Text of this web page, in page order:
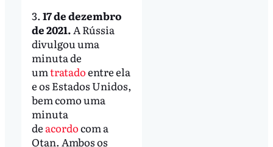
3. 17 de dezembro
de 2021.A Rússia
divulgou uma
minuta de
umtratadoentre ela
e os Estados Unidos,
bem como uma
minuta
de acordocom a
Otan. Ambos os